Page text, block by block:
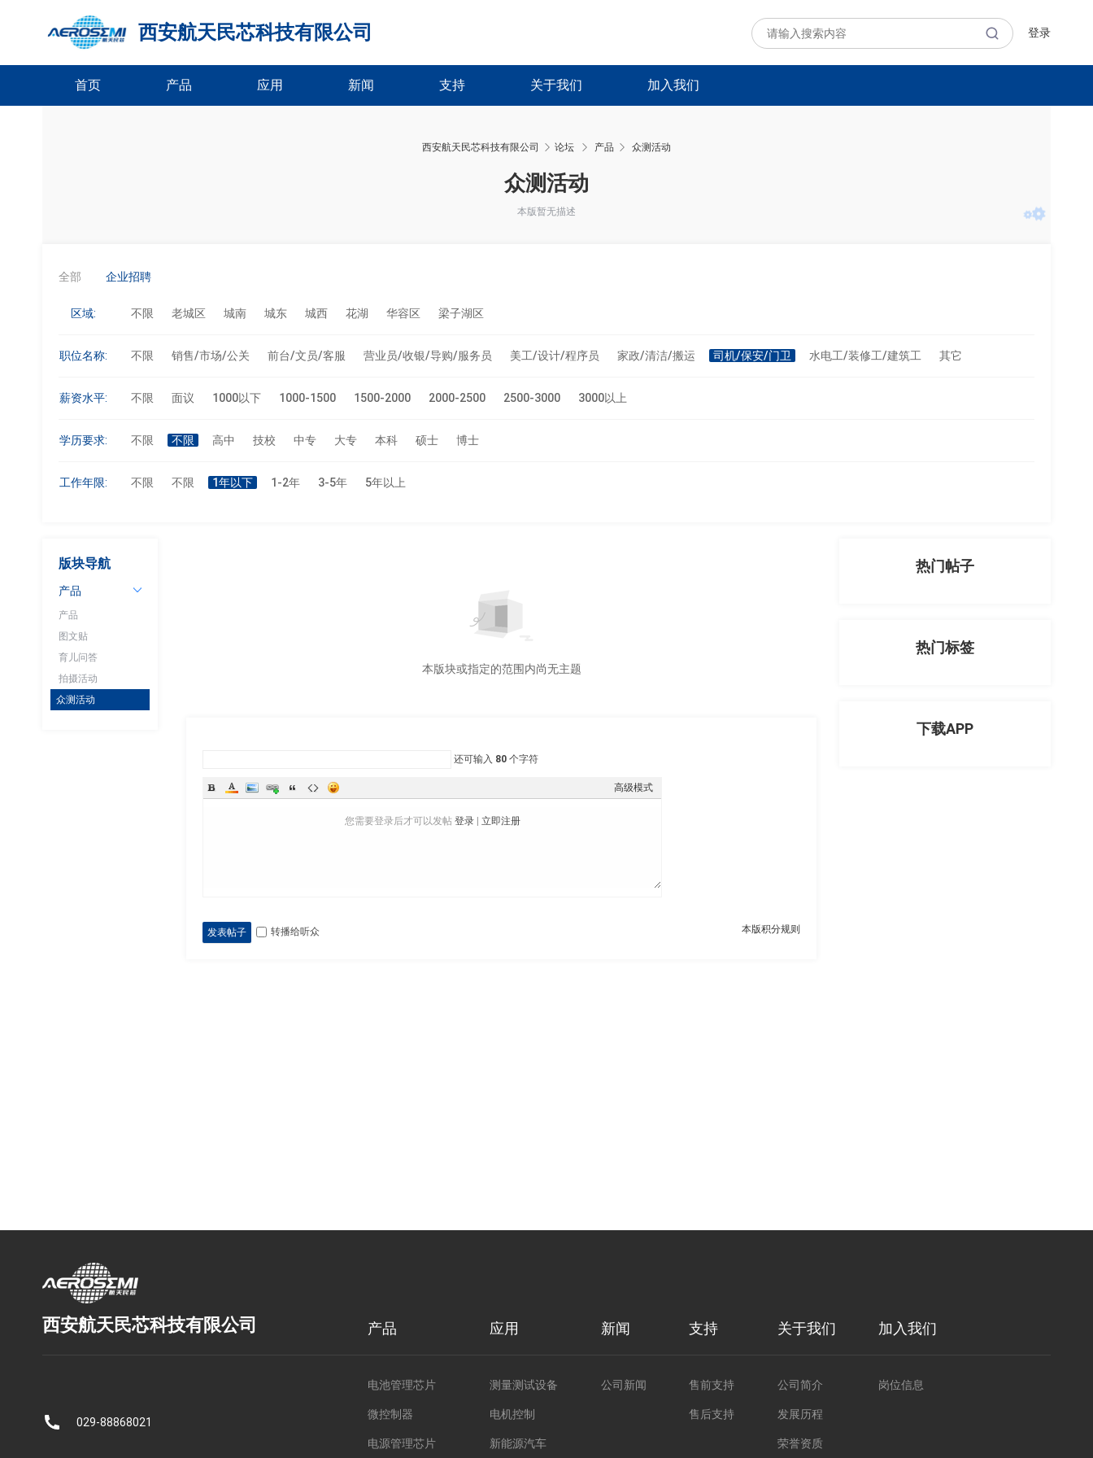
西安航天民芯科技有限公司 登录
首页 产品 应用 新闻 支持 关于我们 加入我们
西安航天民芯科技有限公司 论坛
›
产品 众测活动
众测活动
本版暂无描述
全部 企业招聘
区域: 不限 老城区 城南 城东 城西 花湖 华容区 梁子湖区
职位名称: 不限 销售/市场/公关 前台/文员/客服 营业员/收银/导购/服务员 美工/设计/程序员 家政/清洁/搬运 司机/保安/门卫 水电工/装修工/建筑工 其它
薪资水平: 不限 面议 1000以下 1000-1500 1500-2000 2000-2500 2500-3000 3000以上
学历要求: 不限 不限 高中 技校 中专 大专 本科 硕士 博士
工作年限: 不限 不限 1年以下 1-2年 3-5年 5年以上
版块导航
产品
产品
图文贴
育儿问答
拍摄活动
众测活动
本版块或指定的范围内尚无主题
还可输入 80 个字符
高级模式
您需要登录后才可以发帖 登录| 立即注册
本版积分规则
发表帖子 转播给听众
热门帖子
热门标签
下载APP
西安航天民芯科技有限公司
029-88868021
产品
电池管理芯片
微控制器
电源管理芯片
应用
测量测试设备
电机控制
新能源汽车
新闻
公司新闻
支持
售前支持
售后支持
关于我们
公司简介
发展历程
荣誉资质
加入我们
岗位信息